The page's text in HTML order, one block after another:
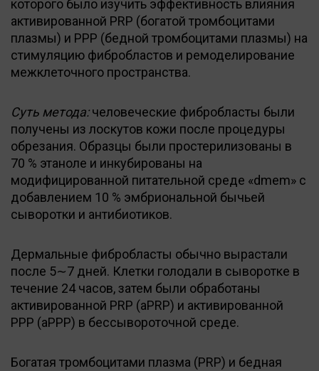
которого было изучить эффективность влияния
активированной PRP (богатой тромбоцитами
плазмы) и PPP (бедной тромбоцитами плазмы) на
стимуляцию фибробластов и ремоделирование
межклеточного пространства.
Суть метода:человеческие фибробласты были
получены из лоскутов кожи после процедуры
обрезания. Образцы были простерилизованы в
70 % этаноле и инкубированы на
модифицированной питательной среде «dmem» с
добавлением 10 % эмбриональной бычьей
сыворотки и антибиотиков.
Дермальные фибробласты обычно вырастали
после 5∼7 дней. Клетки голодали в сыворотке в
течение 24 часов, затем были обработаны
активированной PRP (aPRP) и активированной
PPP (aPPP) в бессывороточной среде.
Богатая тромбоцитами плазма (PRP) и бедная